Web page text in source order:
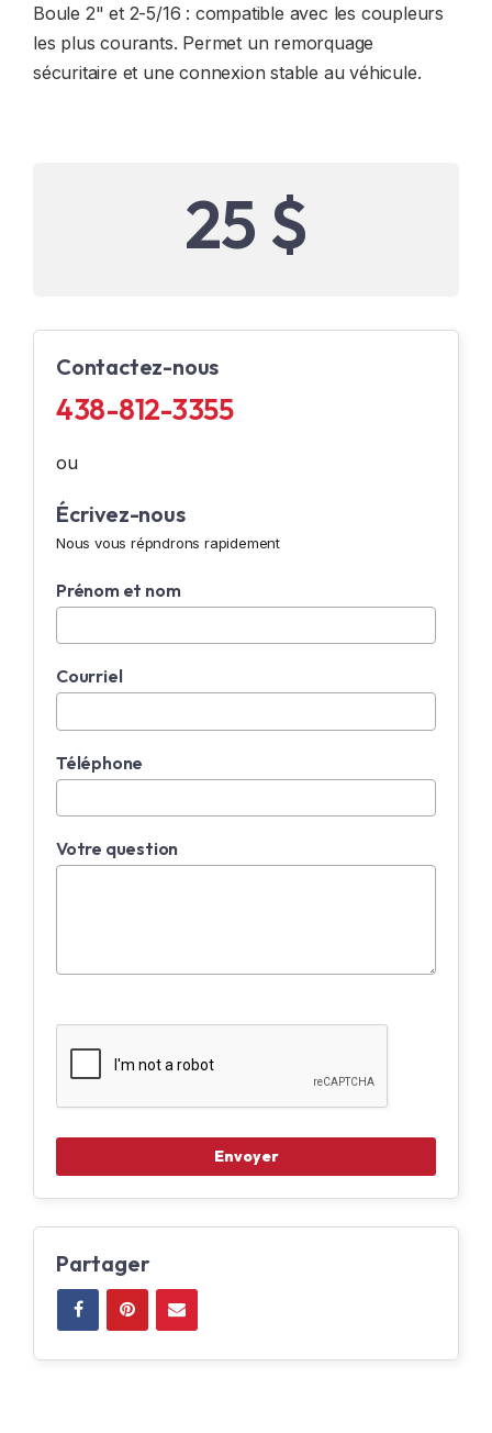
Boule 2" et 2-5/16 : compatible avec les coupleurs
les plus courants. Permet un remorquage
sécuritaire et une connexion stable au véhicule.
25 $
Contactez-nous
438-812-3355
ou
Écrivez-nous
Nous vous répndrons rapidement
Prénom et nom
Courriel
Téléphone
Votre question
Partager